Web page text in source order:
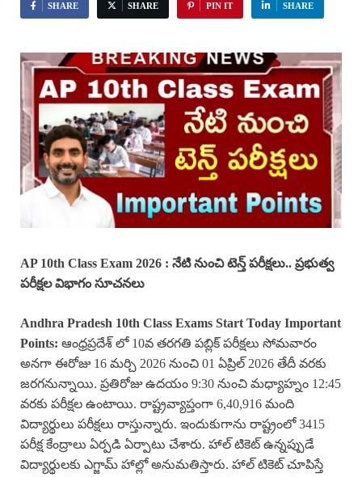
SHARE SHARE PIN IT SHARE
AP 10th Class Exam 2026 : నేటి నుంచి టెన్త్ పరీక్షలు.. ప్రభుత్వ
పరీక్షల విభాగం సూచనలు
Andhra Pradesh 10th Class Exams Start Today Important
Points: ఆంధ్రప్రదేశ్ లో 10వ తరగతి పబ్లిక్ పరీక్షలు సోమవారం
అనగా ఈరోజు 16 మర్చి 2026 నుంచి 01 ఏప్రిల్ 2026 తేదీ వరకు
జరగనున్నాయి. ప్రతిరోజు ఉదయం 9:30 నుంచి మధ్యాహ్నం 12:45
వరకు పరీక్షల ఉంటాయి. రాష్ట్రవ్యాప్తంగా 6,40,916 మంది
విద్యార్థులు పరీక్షలు రాస్తున్నారు. ఇందుకుగాను రాష్ట్రంలో 3415
పరీక్ష కేంద్రాలు ఏర్పడి ఏర్పాటు చేశారు. హాల్ టికెట్ ఉన్నప్పుడే
విద్యార్థులకు ఎగ్జామ్ హాల్లో అనుమతిస్తారు. హాల్ టికెట్ చూపిస్తే